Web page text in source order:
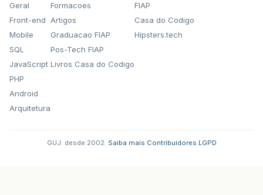
Geral
Front-end
Mobile
SQL
JavaScript
PHP
Android
Arquitetura
Formacoes
Artigos
Graduacao FIAP
Pos-Tech FIAP
Livros Casa do Codigo
FIAP
Casa do Codigo
Hipsters.tech
GUJ: desde 2002. Saiba mais Contribuidores LGPD